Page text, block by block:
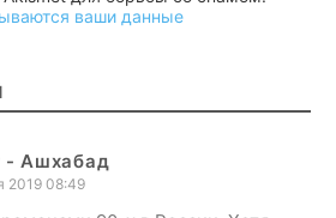
ваши данные
- Ашхабад
2019 08:49